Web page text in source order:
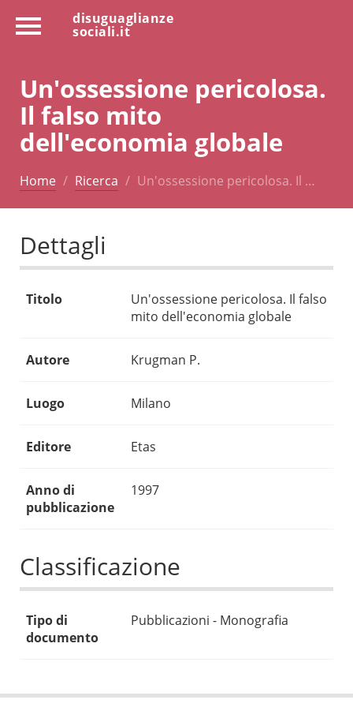
disuguaglianze
sociali.it
Un'ossessione pericolosa.
Il falso mito
dell'economia globale
Home Ricerca Un'ossessione pericolosa. Il …
Dettagli
Titolo
Un'ossessione pericolosa. Il falso
mito dell'economia globale
Autore Krugman P.
Luogo Milano
Editore Etas
Anno di
pubblicazione
1997
Classificazione
Tipo di
documento
Pubblicazioni - Monografia